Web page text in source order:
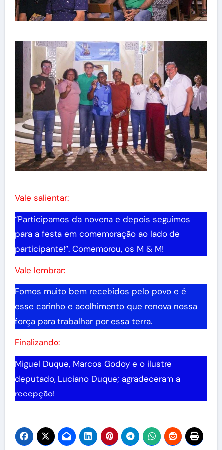
Vale salientar:
“Participamos da novena e depois seguimos
para a festa em comemoração ao lado de
participante!”. Comemorou, os M & M!
Vale lembrar:
Fomos muito bem recebidos pelo povo e é
esse carinho e acolhimento que renova nossa
força para trabalhar por essa terra.
Finalizando:
Miguel Duque, Marcos Godoy e o ilustre
deputado, Luciano Duque; agradeceram a
recepção!